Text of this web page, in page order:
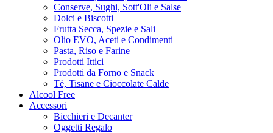
Conserve, Sughi, Sott'Oli e Salse
Dolci e Biscotti
Frutta Secca, Spezie e Sali
Olio EVO, Aceti e Condimenti
Pasta, Riso e Farine
Prodotti Ittici
Prodotti da Forno e Snack
Tè, Tisane e Cioccolate Calde
Alcool Free
Accessori
Bicchieri e Decanter
Oggetti Regalo